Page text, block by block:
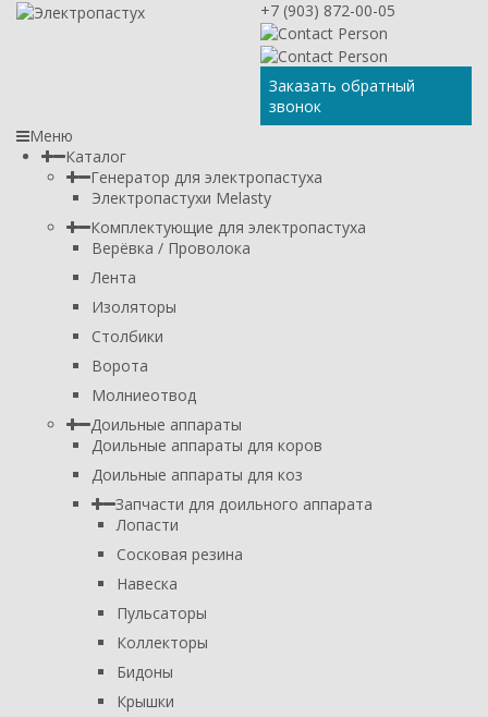
+7 (903) 872-00-05
Заказать обратный
звонок
Меню
Каталог
Генератор для электропастуха
Электропастухи Melasty
Комплектующие для электропастуха
Верёвка / Проволока
Лента
Изоляторы
Столбики
Ворота
Молниеотвод
Доильные аппараты
Доильные аппараты для коров
Доильные аппараты для коз
Запчасти для доильного аппарата
Лопасти
Сосковая резина
Навеска
Пульсаторы
Коллекторы
Бидоны
Крышки